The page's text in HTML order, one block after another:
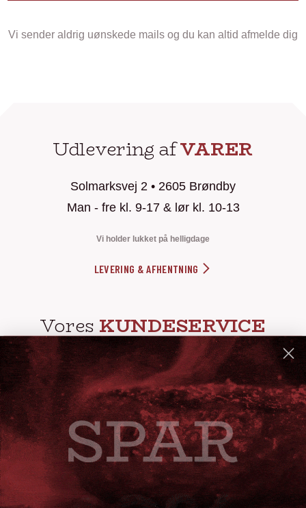
Vi sender aldrig uønskede mails og du kan altid afmelde dig
Udlevering afVARER
Solmarksvej 2 • 2605 Brøndby
Man - fre kl. 9-17 & lør kl. 10-13
Vi holder lukket på helligdage
LEVERING & AFHENTNING
Vores KUNDESERVICE
info@steak-out.dk
+45 53644030
Telefontid: man - fre kl. 10-15